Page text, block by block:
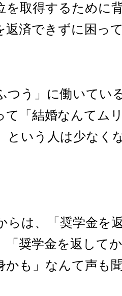
を取得するために
返済できずに困っ
つう」に働いてい
て「結婚なんてム
という人は少なく
らは、「奨学金を
「奨学金を返して
かも」なんて声も